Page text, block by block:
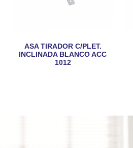
ASA TIRADOR C/PLET.
INCLINADA BLANCO ACC
1012